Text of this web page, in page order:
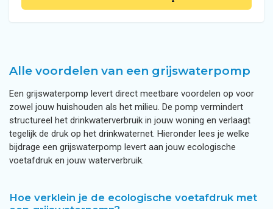
Alle voordelen van een grijswaterpomp
Een grijswaterpomp levert direct meetbare voordelen op voor
zowel jouw huishouden als het milieu. De pomp vermindert
structureel het drinkwaterverbruik in jouw woning en verlaagt
tegelijk de druk op het drinkwaternet. Hieronder lees je welke
bijdrage een grijswaterpomp levert aan jouw ecologische
voetafdruk en jouw waterverbruik.
Hoe verklein je de ecologische voetafdruk met